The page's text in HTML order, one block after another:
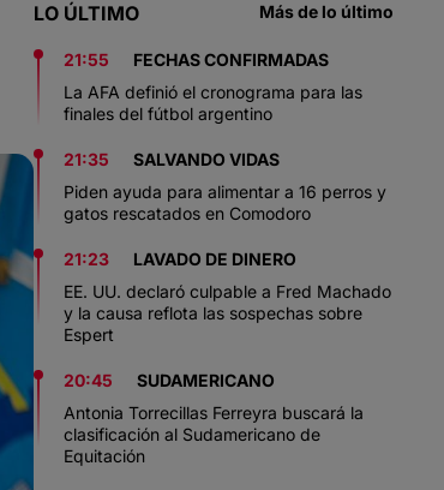
LO ÚLTIMO Más de lo último
21:55
FECHAS CONFIRMADAS
La AFA definió el cronograma para las
finales del fútbol argentino
21:35
SALVANDO VIDAS
Piden ayuda para alimentar a 16 perros y
gatos rescatados en Comodoro
21:23
LAVADO DE DINERO
EE. UU. declaró culpable a Fred Machado
y la causa reflota las sospechas sobre
Espert
20:45
SUDAMERICANO
Antonia Torrecillas Ferreyra buscará la
clasificación al Sudamericano de
Equitación